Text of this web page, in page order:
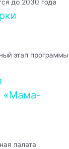
«Мама-
палата